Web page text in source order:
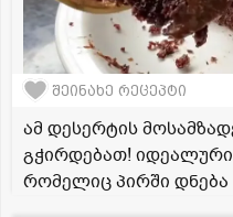
შეინახე რეცეპტი
ამ დესერტის
გჭირდებათ! იდეალური
რომელიც პირში დნება